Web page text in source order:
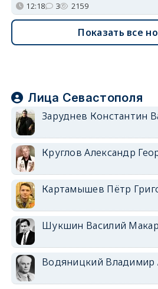
12:18 3 2159
Показать все
Лица Севастополя
Заруднев Константин
Круглов Александр
Картамышев Пётр
Шукшин Василий
Водяницкий Владимир